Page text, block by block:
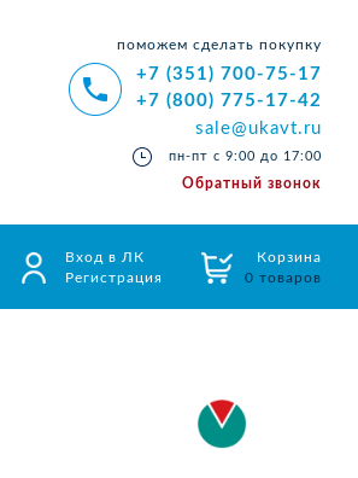
поможем сделать покупку
+7 (351) 700-75-17
+7 (800) 775-17-42
sale@ukavt.ru
пн-пт с 9:00 до 17:00
Обратный звонок
Вход в ЛК
Регистрация
Корзина
0 товаров